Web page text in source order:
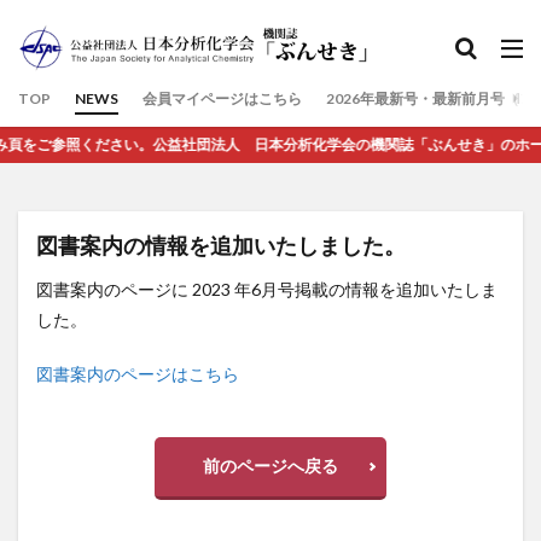
TOP NEWS 会員マイページはこちら 2026年最新号・最新前月号（7
ください。公益社団法人 日本分析化学会の機関誌「ぶんせき」のホームペー
図書案内の情報を追加いたしました。
図書案内のページに 2023 年6月号掲載の情報を追加いたしま
した。
図書案内のページはこちら
前のページへ戻る